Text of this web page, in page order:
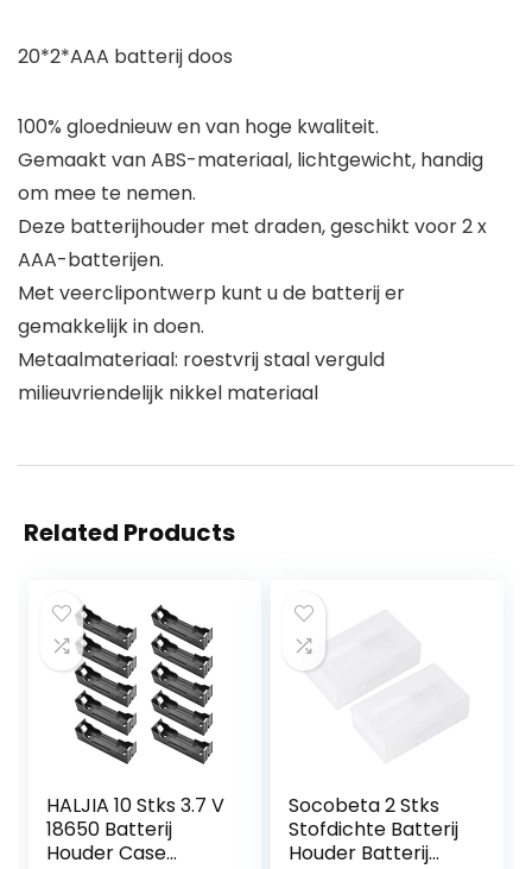
20*2*AAA batterij doos
100% gloednieuw en van hoge kwaliteit.
Gemaakt van ABS-materiaal, lichtgewicht, handig
om mee te nemen.
Deze batterijhouder met draden, geschikt voor 2 x
AAA-batterijen.
Met veerclipontwerp kunt u de batterij er
gemakkelijk in doen.
Metaalmateriaal: roestvrij staal verguld
milieuvriendelijk nikkel materiaal
Related Products
HALJIA 10 Stks 3.7 V
18650 Batterij
Houder Case
Socobeta 2 Stks
Stofdichte Batterij
Houder Batterij